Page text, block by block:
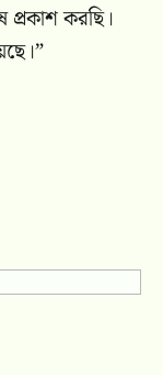
প্রকাশ করছি।